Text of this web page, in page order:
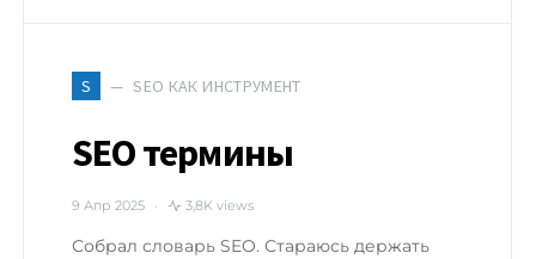
S SEO КАК ИНСТРУМЕНТ
SEO термины
9 Апр 2025 3,8K views
Собрал словарь SEO. Стараюсь держать